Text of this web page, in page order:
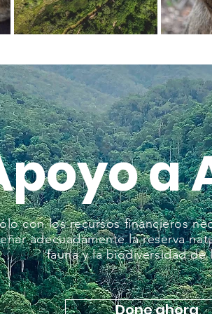
a
con los recursos financieros
adecuadamente la reserva
fauna y la biodiversidad de
Done ahora